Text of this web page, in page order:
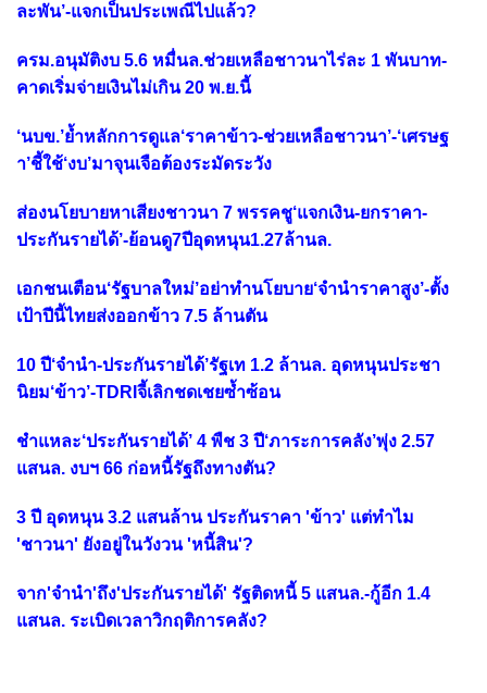
ละพัน’-แจกเป็นประเพณีไปแล้ว?
ครม.อนุมัติงบ 5.6 หมื่นล.ช่วยเหลือชาวนาไร่ละ 1 พันบาท-
คาดเริ่มจ่ายเงินไม่เกิน 20 พ.ย.นี้
‘นบข.’ย้ำหลักการดูแล‘ราคาข้าว-ช่วยเหลือชาวนา’-‘เศรษฐ
า’ชี้ใช้‘งบ’มาจุนเจือต้องระมัดระวัง
ส่องนโยบายหาเสียงชาวนา 7 พรรคชู‘แจกเงิน-ยกราคา-
ประกันรายได้’-ย้อนดู7ปีอุดหนุน1.27ล้านล.
เอกชนเตือน‘รัฐบาลใหม่’อย่าทำนโยบาย‘จำนำราคาสูง’-ตั้ง
เป้าปีนี้ไทยส่งออกข้าว 7.5 ล้านตัน
10 ปี‘จำนำ-ประกันรายได้’รัฐเท 1.2 ล้านล. อุดหนุนประชา
นิยม‘ข้าว’-TDRIจี้เลิกชดเชยซ้ำซ้อน
ชำแหละ‘ประกันรายได้’ 4 พืช 3 ปี‘ภาระการคลัง’พุ่ง 2.57
แสนล. งบฯ 66 ก่อหนี้รัฐถึงทางตัน?
3 ปี อุดหนุน 3.2 แสนล้าน ประกันราคา 'ข้าว' แต่ทำไม
'ชาวนา' ยังอยู่ในวังวน 'หนี้สิน'?
จาก'จำนำ'ถึง'ประกันรายได้' รัฐติดหนี้ 5 แสนล.-กู้อีก 1.4
แสนล. ระเบิดเวลาวิกฤติการคลัง?